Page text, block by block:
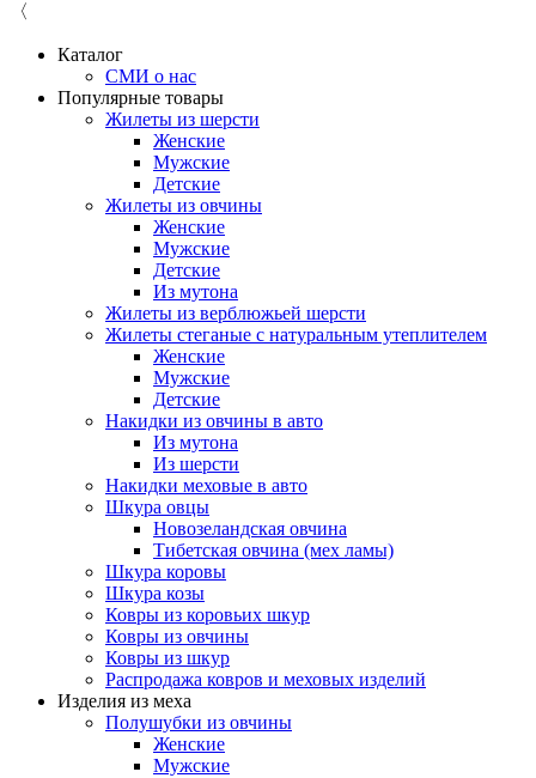
〈
Каталог
СМИ о нас
Популярные товары
Жилеты из шерсти
Женские
Мужские
Детские
Жилеты из овчины
Женские
Мужские
Детские
Из мутона
Жилеты из верблюжьей шерсти
Жилеты стеганые с натуральным утеплителем
Женские
Мужские
Детские
Накидки из овчины в авто
Из мутона
Из шерсти
Накидки меховые в авто
Шкура овцы
Новозеландская овчина
Тибетская овчина (мех ламы)
Шкура коровы
Шкура козы
Ковры из коровьих шкур
Ковры из овчины
Ковры из шкур
Распродажа ковров и меховых изделий
Изделия из меха
Полушубки из овчины
Женские
Мужские